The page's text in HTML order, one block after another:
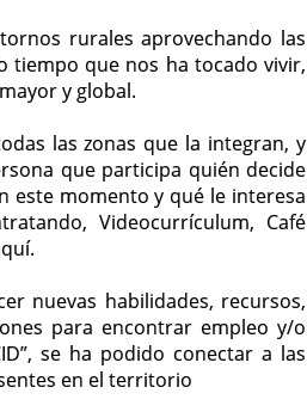
rurales aprovechando las
tiempo que nos ha tocado vivir,
y global.
las zonas que la integran, y
que participa quién decide
este momento y qué le interesa
Videocurrículum, Café
nuevas habilidades, recursos,
para encontrar empleo y/o
se ha podido conectar a las
en el territorio